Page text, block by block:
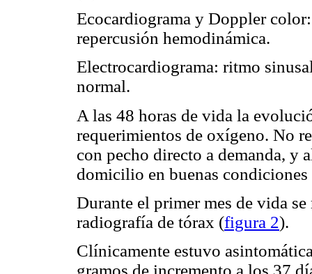
Ecocardiograma y Doppler
repercusión hemodinámica.
Electrocardiograma: ritmo
normal.
A las 48 horas de vida la
requerimientos de oxígeno. No
con pecho directo a demanda, y
domicilio en buenas
Durante el primer mes de vida
radiografía de tórax (figura 2).
Clínicamente estuvo
gramos de incremento a los 37